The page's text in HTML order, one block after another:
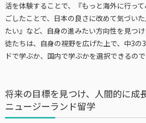
活を体験することで、『もっと海外に行っ
ごしたことで、日本の良さに改めて気づい
たい』など、自身の進みたい方向性を見つ
徒たちは、自身の視野を広げた上で、中3の
ドで学ぶか、国内で学ぶかを選択できるので
将来の目標を見つけ、人間的に成
ニュージーランド留学